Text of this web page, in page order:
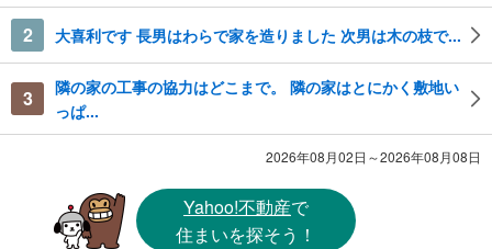
2 大喜利です 長男はわらで家を造りました 次男は木の枝で...
3
隣の家の工事の協力はどこまで。 隣の家はとにかく敷地い
っぱ...
2026年08月02日～2026年08月08日
Yahoo!不動産で
住まいを探そう！